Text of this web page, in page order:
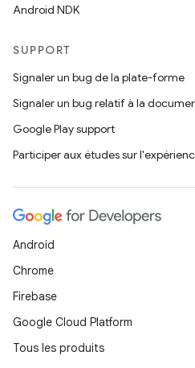
Android NDK
SUPPORT
Signaler un bug de la plate-forme
Signaler un bug relatif à la
Google Play support
Participer aux études sur
Android
Chrome
Firebase
Google Cloud Platform
Tous les produits